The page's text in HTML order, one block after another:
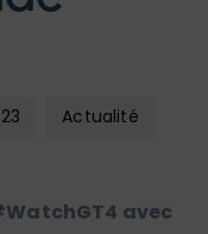
Actualité
avec